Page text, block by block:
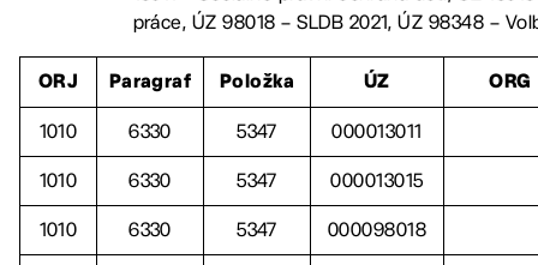
práce, ÚZ 98018 – SLDB 2021, ÚZ 98348 –
ORJ Paragraf Položka ÚZ ORG
1010 6330 5347 000013011
1010 6330 5347 000013015
1010 6330 5347 000098018